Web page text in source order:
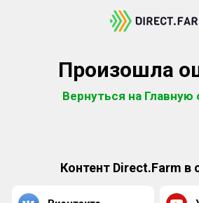
Произошла
Вернуться на Главную
Контент Direct.Farm в